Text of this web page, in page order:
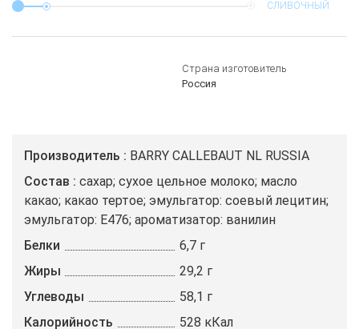
СЛИВОЧНЫЙ
Страна изготовитель
Россия
Производитель
BARRY CALLEBAUT NL RUSSIA
Состав
сахар; сухое цельное молоко; масло
какао; какао тертое; эмульгатор: соевый лецитин;
эмульгатор: E476; ароматизатор: ванилин
Белки
6,7 г
Жиры
29,2 г
Углеводы
58,1 г
Калорийность
528 кКал